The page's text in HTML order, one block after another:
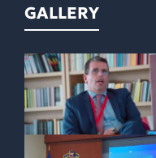
GALLERY